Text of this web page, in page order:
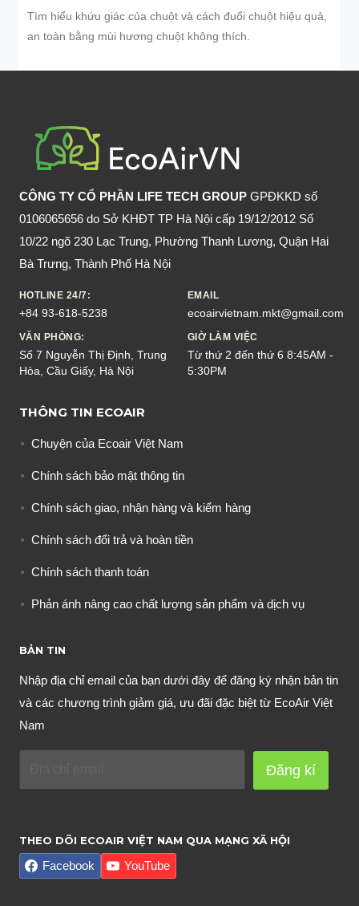
Tìm hiểu khứu giác của chuột và cách đuổi chuột hiệu quả,
an toàn bằng mùi hương chuột không thích.
CÔNG TY CỔ PHẦN LIFE TECH GROUP GPĐKKD số
0106065656 do Sở KHĐT TP Hà Nội cấp 19/12/2012 Số
10/22 ngõ 230 Lạc Trung, Phường Thanh Lương, Quận Hai
Bà Trưng, Thành Phố Hà Nội
HOTLINE 24/7:
+84 93-618-5238
EMAIL
ecoairvietnam.mkt@gmail.com
VĂN PHÒNG:
Số 7 Nguyễn Thị Định, Trung
Hòa, Cầu Giấy, Hà Nội
GIỜ LÀM VIỆC
Từ thứ 2 đến thứ 6 8:45AM -
5:30PM
THÔNG TIN ECOAIR
Chuyện của Ecoair Việt Nam
Chính sách bảo mật thông tin
Chính sách giao, nhận hàng và kiểm hàng
Chính sách đổi trả và hoàn tiền
Chính sách thanh toán
Phản ánh nâng cao chất lượng sản phẩm và dịch vụ
BẢN TIN
Nhập địa chỉ email của bạn dưới đây để đăng ký nhận bản tin
và các chương trình giảm giá, ưu đãi đặc biệt từ EcoAir Việt
Nam
Đăng kí
THEO DÕI ECOAIR VIỆT NAM QUA MẠNG XÃ HỘI
Facebook YouTube